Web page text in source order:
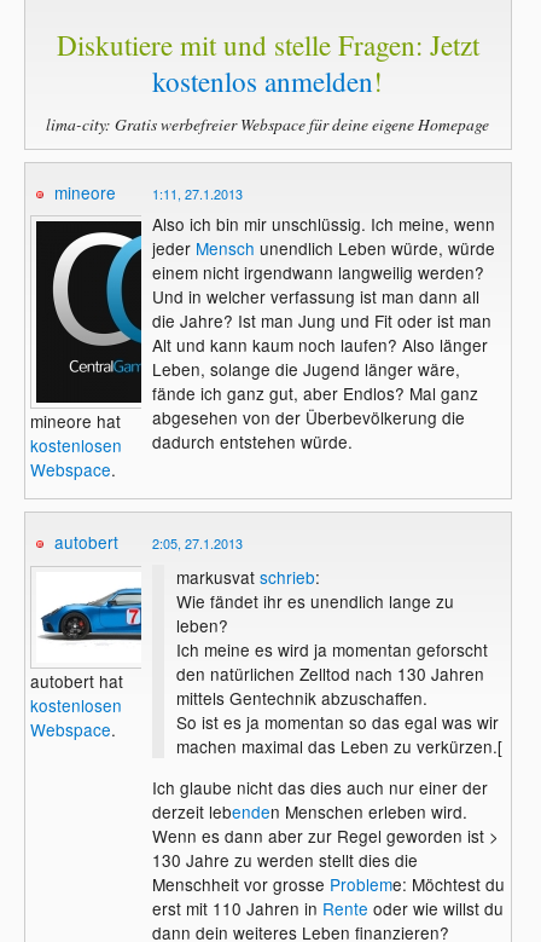
Diskutiere mit und stelle Fragen: Jetzt
kostenlos anmelden!
lima-city: Gratis werbefreier Webspace für deine eigene Homepage
mineore
mineore hat
kostenlosen
Webspace.
1:11, 27.1.2013
Also ich bin mir unschlüssig. Ich meine, wenn
jeder Mensch unendlich Leben würde, würde
einem nicht irgendwann langweilig werden?
Und in welcher verfassung ist man dann all
die Jahre? Ist man Jung und Fit oder ist man
Alt und kann kaum noch laufen? Also länger
Leben, solange die Jugend länger wäre,
fände ich ganz gut, aber Endlos? Mal ganz
abgesehen von der Überbevölkerung die
dadurch entstehen würde.
autobert
autobert hat
kostenlosen
Webspace.
2:05, 27.1.2013
markusvat schrieb:
Wie fändet ihr es unendlich lange zu
leben?
Ich meine es wird ja momentan geforscht
den natürlichen Zelltod nach 130 Jahren
mittels Gentechnik abzuschaffen.
So ist es ja momentan so das egal was wir
machen maximal das Leben zu verkürzen.[
Ich glaube nicht das dies auch nur einer der
derzeit lebenden Menschen erleben wird.
Wenn es dann aber zur Regel geworden ist >
130 Jahre zu werden stellt dies die
Menschheit vor grosse Probleme: Möchtest du
erst mit 110 Jahren in Rente oder wie willst du
dann dein weiteres Leben finanzieren?